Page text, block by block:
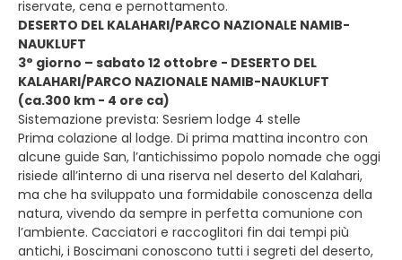
riservate, cena e pernottamento.
DESERTO DEL KALAHARI/PARCO NAZIONALE NAMIB-
NAUKLUFT
3° giorno – sabato 12 ottobre - DESERTO DEL
KALAHARI/PARCO NAZIONALE NAMIB-NAUKLUFT
(ca.300 km - 4 ore ca)
Sistemazione prevista: Sesriem lodge 4 stelle
Prima colazione al lodge. Di prima mattina incontro con
alcune guide San, l’antichissimo popolo nomade che oggi
risiede all’interno di una riserva nel deserto del Kalahari,
ma che ha sviluppato una formidabile conoscenza della
natura, vivendo da sempre in perfetta comunione con
l’ambiente. Cacciatori e raccoglitori fin dai tempi più
antichi, i Boscimani conoscono tutti i segreti del deserto,